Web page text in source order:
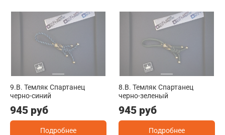
9.B. Темляк Спартанец
черно-синий
945 руб
Подробнее
8.B. Темляк Спартанец
черно-зеленый
945 руб
Подробнее